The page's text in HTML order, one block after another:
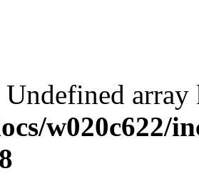
Undefined
w020c622/